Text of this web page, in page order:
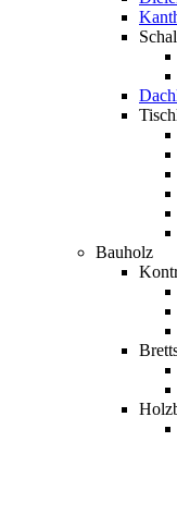
Bauholz